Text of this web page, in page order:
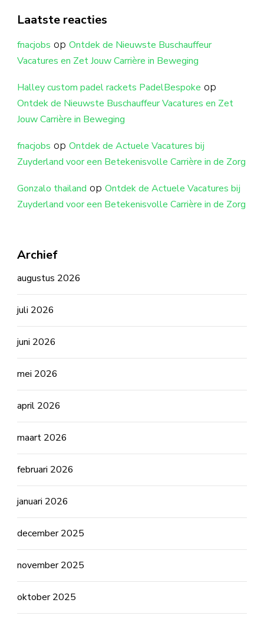
Laatste reacties
fnacjobs op Ontdek de Nieuwste Buschauffeur
Vacatures en Zet Jouw Carrière in Beweging
Halley custom padel rackets PadelBespoke op
Ontdek de Nieuwste Buschauffeur Vacatures en Zet
Jouw Carrière in Beweging
fnacjobs op Ontdek de Actuele Vacatures bij
Zuyderland voor een Betekenisvolle Carrière in de Zorg
Gonzalo thailand op Ontdek de Actuele Vacatures bij
Zuyderland voor een Betekenisvolle Carrière in de Zorg
Archief
augustus 2026
juli 2026
juni 2026
mei 2026
april 2026
maart 2026
februari 2026
januari 2026
december 2025
november 2025
oktober 2025